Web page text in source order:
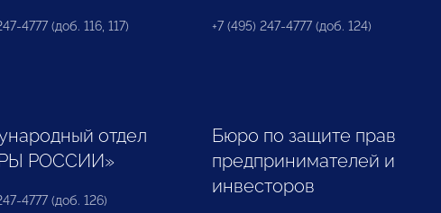
4777 (доб. 116, 117) +7 (495) 247-4777 (доб. 124)
отдел
РОССИИ»
4777 (доб. 126)
Бюро по защите прав
предпринимателей и
инвесторов